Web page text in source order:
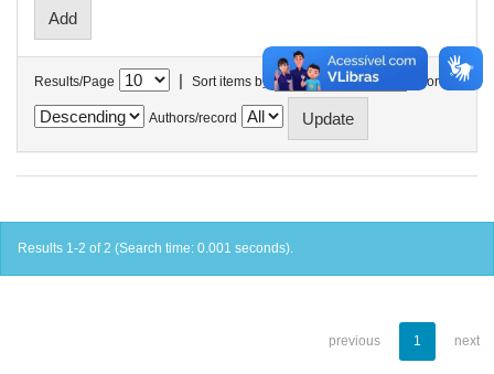
Results/Page | Sort items by In order
Authors/record
Results 1-2 of 2 (Search time: 0.001 seconds).
previous 1 next